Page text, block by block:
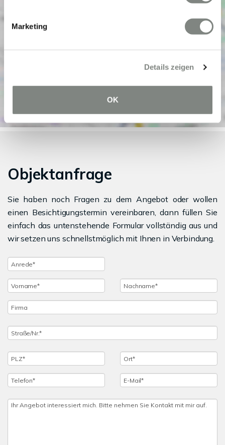
Marketing
Details zeigen
OK
Objektanfrage
Sie haben noch Fragen zu dem Angebot oder wollen
einen Besichtigungstermin vereinbaren, dann füllen Sie
einfach das untenstehende Formular vollständig aus und
wir setzen uns schnellstmöglich mit Ihnen in Verbindung.